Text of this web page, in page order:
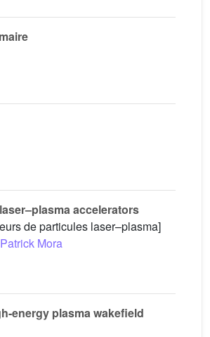
accelerators
de particules laser–plasma]
Patrick Mora
energy plasma wakefield